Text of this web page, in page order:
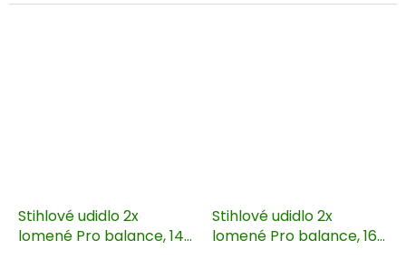
Stihlové udidlo 2x
lomené Pro balance, 14
Stihlové udidlo 2x
lomené Pro balance, 16